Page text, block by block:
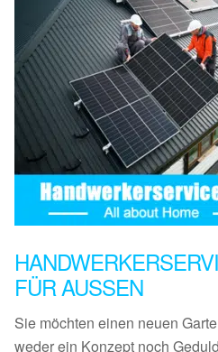
FÜR AUSSEN
Sie möchten einen neuen
weder ein Konzept noch